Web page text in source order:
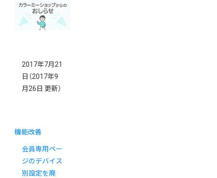
Vol.10】
2017年7月21
日 （2017年9
月26日 更新）
機能改善
会員専用ペー
ジのデバイス
別設定を廃